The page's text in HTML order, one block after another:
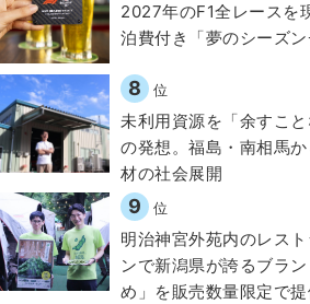
2027年のF1全レースを
泊費付き「夢のシーズ
8 位
未利用資源を「余すこ
の発想。福島・南相馬
材の社会展開​
9 位
明治神宮外苑内のレス
ンで新潟県が誇るブラ
め」を販売数量限定で